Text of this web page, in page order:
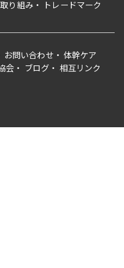
り組み トレードマーク
お問い合わせ
体幹ケア
会
ブログ 相互リンク